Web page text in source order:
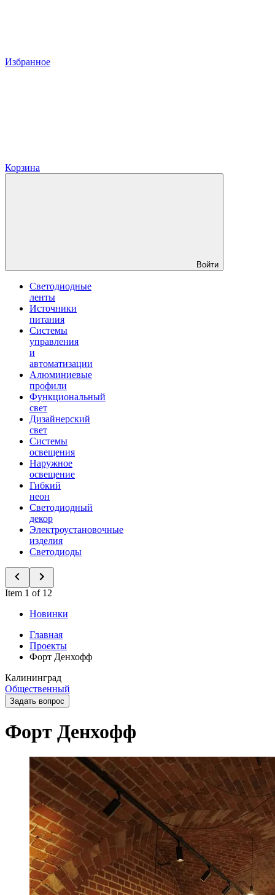
Избранное
Корзина
Войти
Светодиодные
ленты
Источники
питания
Системы
управления
и
автоматизации
Алюминиевые
профили
Функциональный
свет
Дизайнерский
свет
Системы
освещения
Наружное
освещение
Гибкий
неон
Светодиодный
декор
Электроустановочные
изделия
Светодиоды
Item 1 of 12
Новинки
Главная
Проекты
Форт Денхофф
Калининград
Общественный
Задать вопрос
Форт Денхофф